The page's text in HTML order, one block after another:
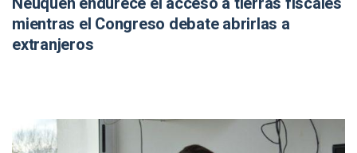
mientras el Congreso debate abrirlas a
extranjeros